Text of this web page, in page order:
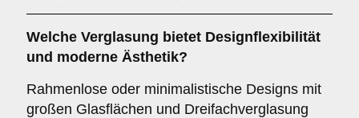
Welche Verglasung bietet Designflexibilität
und moderne Ästhetik?
Rahmenlose oder minimalistische Designs mit
großen Glasflächen und Dreifachverglasung